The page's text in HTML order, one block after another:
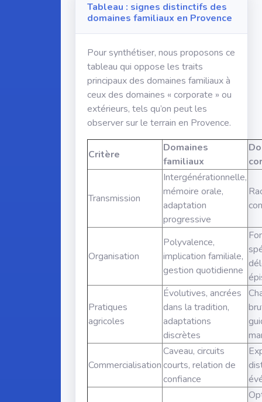
Tableau : signes distinctifs des
domaines familiaux en Provence
Pour synthétiser, nous proposons ce
tableau qui oppose les traits
principaux des domaines familiaux à
ceux des domaines « corporate » ou
extérieurs, tels qu’on peut les
observer sur le terrain en Provence.
Critère
Domaines
familiaux
Transmission
Intergénérationnelle,
mémoire orale,
adaptation
progressive
Organisation
Polyvalence,
implication familiale,
gestion quotidienne
Pratiques
agricoles
Évolutives, ancrées
dans la tradition,
adaptations
discrètes
Commercialisation
Caveau, circuits
courts, relation de
confiance